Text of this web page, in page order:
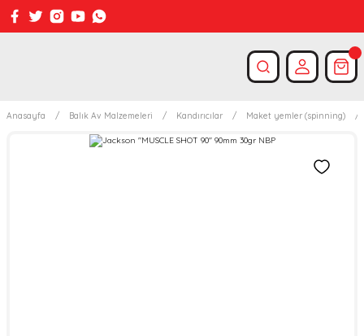
Anasayfa Balık Av Malzemeleri Kandırıcılar Maket yemler (spinning)